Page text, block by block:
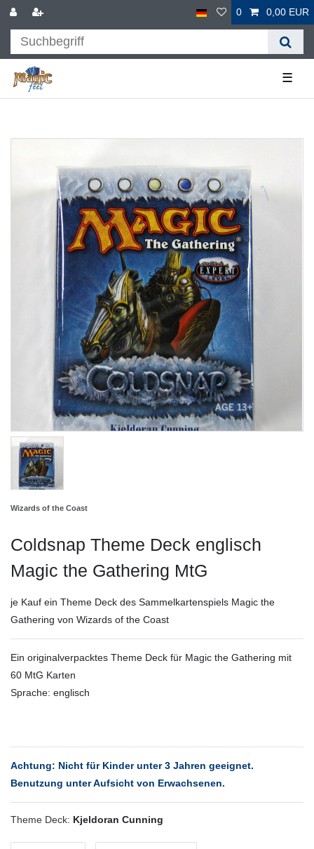
0 0,00 EUR
☰
Wizards of the Coast
Coldsnap Theme Deck englisch
Magic the Gathering MtG
je Kauf ein Theme Deck des Sammelkartenspiels Magic the
Gathering von Wizards of the Coast
Ein originalverpacktes Theme Deck für Magic the Gathering mit
60 MtG Karten
Sprache: englisch
Achtung: Nicht für Kinder unter 3 Jahren geeignet.
Benutzung unter Aufsicht von Erwachsenen.
Theme Deck: Kjeldoran Cunning